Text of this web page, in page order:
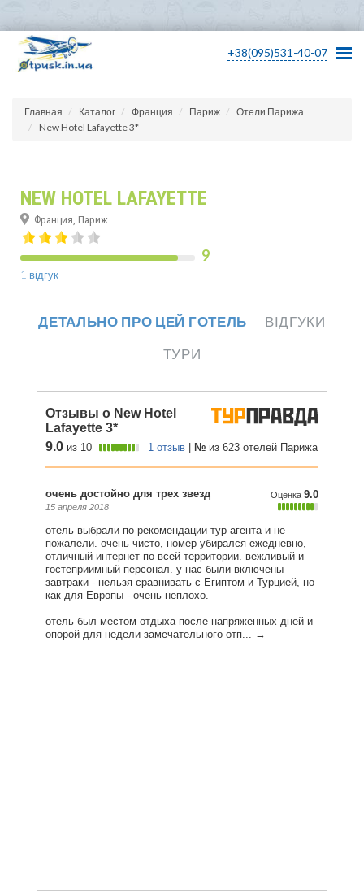
+38(095)531-40-07
Главная Каталог Франция Париж
Отели Парижа
New Hotel Lafayette 3*
NEW HOTEL LAFAYETTE
Франция, Париж
9
1 відгук
ДЕТАЛЬНО ПРО ЦЕЙ ГОТЕЛЬ
ВІДГУКИ
ТУРИ